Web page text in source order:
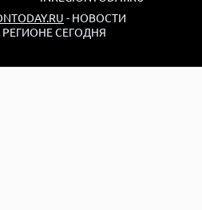
- НОВОСТИ
СЕГОДНЯ